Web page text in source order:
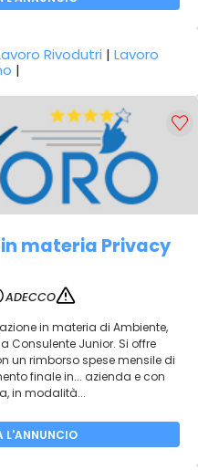
Rivodutri |Lavoro
|
materia Privacy
ADECCO
in materia di Ambiente,
Consulente Junior. Si offre
un rimborso spese mensile di
finale in... azienda e con
in modalità...
L'ANNUNCIO